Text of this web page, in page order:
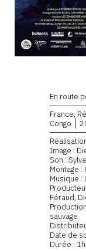
En route
France,
Congo
Image :
Son :
Montage :
Musique :
Féraud,
sauvage
Date de
Durée :